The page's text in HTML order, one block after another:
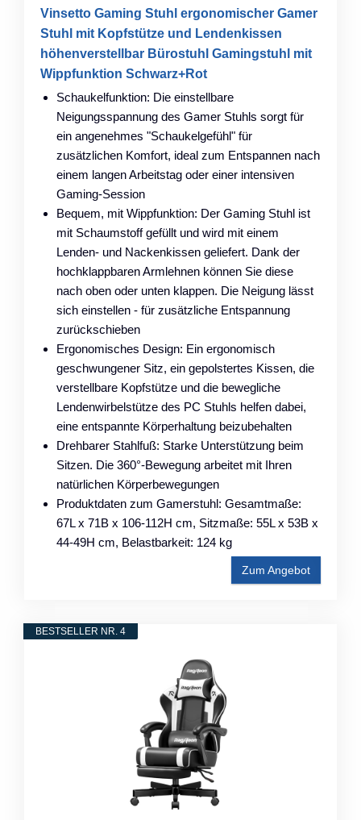
Vinsetto Gaming Stuhl ergonomischer Gamer
Stuhl mit Kopfstütze und Lendenkissen
höhenverstellbar Bürostuhl Gamingstuhl mit
Wippfunktion Schwarz+Rot
Schaukelfunktion: Die einstellbare
Neigungsspannung des Gamer Stuhls sorgt für
ein angenehmes "Schaukelgefühl" für
zusätzlichen Komfort, ideal zum Entspannen nach
einem langen Arbeitstag oder einer intensiven
Gaming-Session
Bequem, mit Wippfunktion: Der Gaming Stuhl ist
mit Schaumstoff gefüllt und wird mit einem
Lenden- und Nackenkissen geliefert. Dank der
hochklappbaren Armlehnen können Sie diese
nach oben oder unten klappen. Die Neigung lässt
sich einstellen - für zusätzliche Entspannung
zurückschieben
Ergonomisches Design: Ein ergonomisch
geschwungener Sitz, ein gepolstertes Kissen, die
verstellbare Kopfstütze und die bewegliche
Lendenwirbelstütze des PC Stuhls helfen dabei,
eine entspannte Körperhaltung beizubehalten
Drehbarer Stahlfuß: Starke Unterstützung beim
Sitzen. Die 360°-Bewegung arbeitet mit Ihren
natürlichen Körperbewegungen
Produktdaten zum Gamerstuhl: Gesamtmaße:
67L x 71B x 106-112H cm, Sitzmaße: 55L x 53B x
44-49H cm, Belastbarkeit: 124 kg
Zum Angebot
BESTSELLER NR. 4